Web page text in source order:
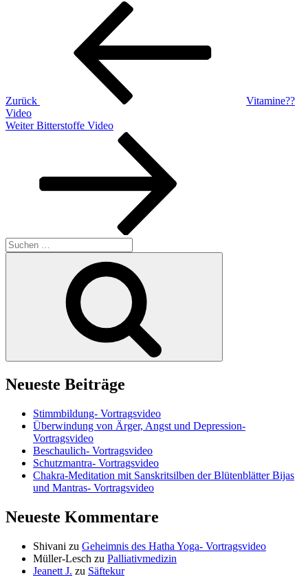
Beitragsnavigation
Zurück
Vitamine??
Video
Nächster
Weiter Bitterstoffe Video
Suchen
nach:
Neueste Beiträge
Stimmbildung- Vortragsvideo
Überwindung von Ärger, Angst und Depression-
Vortragsvideo
Beschaulich- Vortragsvideo
Schutzmantra- Vortragsvideo
Chakra-Meditation mit Sanskritsilben der Blütenblätter Bijas
und Mantras- Vortragsvideo
Neueste Kommentare
Shivani zu Geheimnis des Hatha Yoga- Vortragsvideo
Müller-Lesch zu Palliativmedizin
Jeanett J. zu Säftekur